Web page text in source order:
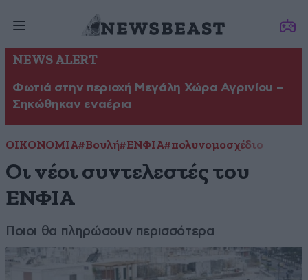
NEWS ALERT
Φωτιά στην περιοχή Μεγάλη Χώρα Αγρινίου –
Σηκώθηκαν εναέρια
ΟΙΚΟΝΟΜΙΑ#Βουλή#ΕΝΦΙΑ#πολυνομοσχέδιο
Οι νέοι συντελεστές του
ΕΝΦΙΑ
Ποιοι θα πληρώσουν περισσότερα